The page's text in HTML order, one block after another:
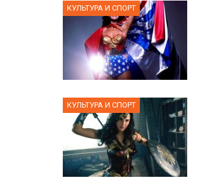
КУЛЬТУРА И СПОРТ
КУЛЬТУРА И СПОРТ